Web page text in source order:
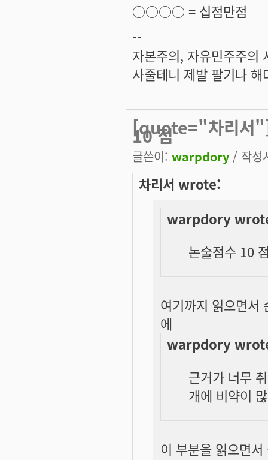
○○○○ = 십점만점
--
자본주의, 자유민주주의
사줄테니 제발 팔기나
[quote="차리
10 점
글쓴이: warpdory / 작성
차리서 wrote:
warpdory
논술점수 10
여기까지 읽으면
에
warpdory
근거가 너무
개에 비약이
이 부분을 읽으면